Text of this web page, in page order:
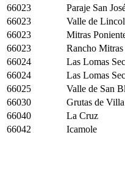
66023
Paraje San
66023
Valle de
66023
Mitras
66023
Rancho Mitras
66024
Las Lomas
66024
Las Lomas
66025
Valle de San
66030
Grutas de
66040
La Cruz
66042
Icamole